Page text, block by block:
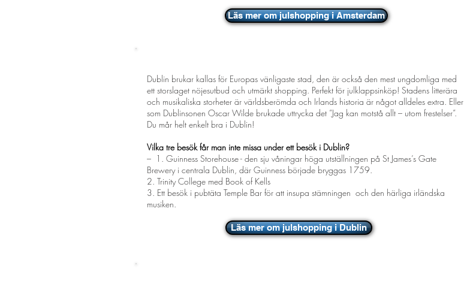
Läs mer om julshopping i Amsterdam
Dublin brukar kallas för Europas vänligaste stad, den är också den mest ungdomliga med
ett storslaget nöjesutbud och utmärkt shopping. Perfekt för julklappsinköp! Stadens litterära
och musikaliska storheter är världsberömda och Irlands historia är något alldeles extra. Eller
som Dublinsonen Oscar Wilde brukade uttrycka det ”Jag kan motstå allt – utom frestelser”.
Du mår helt enkelt bra i Dublin!
Vilka tre besök får man inte missa under ett besök i Dublin?
– 1. Guinness Storehouse - den sju våningar höga utställningen på St James’s Gate
Brewery i centrala Dublin, där Guinness började bryggas 1759.
2. Trinity College med Book of Kells
3. Ett besök i pubtäta Temple Bar för att insupa stämningen och den härliga irländska
musiken.
Läs mer om julshopping i Dublin